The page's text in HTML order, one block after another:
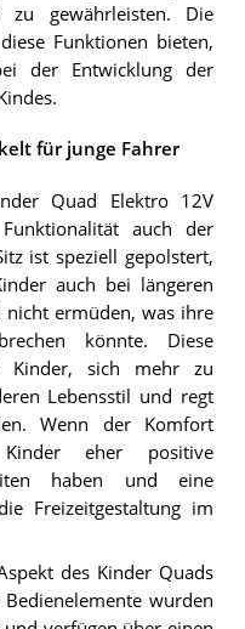
zu gewährleisten. Die
Funktionen bieten,
der Entwicklung der
für junge Fahrer
Quad Elektro 12V
auch der
ist speziell gepolstert,
auch bei längeren
nicht ermüden, was ihre
könnte. Diese
Kinder, sich mehr zu
Lebensstil und regt
Wenn der Komfort
eher positive
haben und eine
Freizeitgestaltung im
des Kinder Quads
wurden